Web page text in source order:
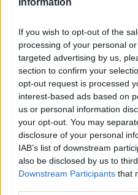
If you wish to opt-out of the
processing of your personal
targeted advertising by us,
section to confirm your
opt-out request is processed
interest-based ads based on
us or personal information
your opt-out. You may
disclosure of your personal
IAB’s list of downstream
also be disclosed by us to
Downstream Participants that
ΑΠΌΨΕΙΣ
Τα δεδομένα της ζωής
ΑΝΑΡΤΗΘΗΚΕ ΑΠΟ NEWSROOM 6